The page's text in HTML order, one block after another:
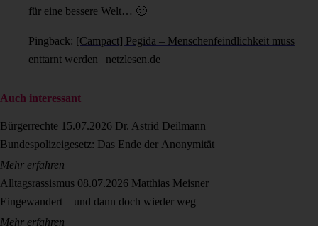
für eine bessere Welt… 🙂
Pingback: [Campact] Pegida – Menschenfeindlichkeit muss
enttarnt werden | netzlesen.de
Auch interessant
Bürgerrechte 15.07.2026 Dr. Astrid Deilmann
Bundespolizeigesetz: Das Ende der Anonymität
Mehr erfahren
Alltagsrassismus 08.07.2026 Matthias Meisner
Eingewandert – und dann doch wieder weg
Mehr erfahren